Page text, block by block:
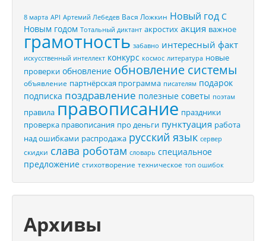
8 марта API Артемий Лебедев Вася Ложкин Новый год С
Новым годом Тотальный диктант акростих акция важное
грамотность забавно интересный факт
искусственный интеллект конкурс космос литература новые
проверки обновление обновление системы
объявление партнёрская программа писателям подарок
подписка поздравление полезные советы поэтам
правила правописание праздники
проверка правописания про деньги пунктуация работа
над ошибками распродажа русский язык сервер
скидки слава роботам словарь специальное
предложение стихотворение техническое топ ошибок
Архивы